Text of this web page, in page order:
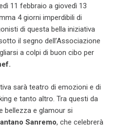
11 febbraio a giovedì 13
4 giorni imperdibili di
di questa bella iniziativa
il segno dell’Associazione
a colpi di buon cibo per
sarà teatro di emozioni e di
e tanto altro. Tra questi da
bellezza e glamour si
Sanremo, che celebrerà